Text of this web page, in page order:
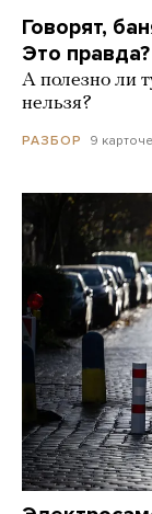
Говорят,
Это правда?
А полезно ли
нельзя?
РАЗБОР 9